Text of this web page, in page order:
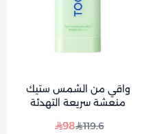
واقي من الشمس ستيك
منعشة سريعة التهدئة
119.6
98